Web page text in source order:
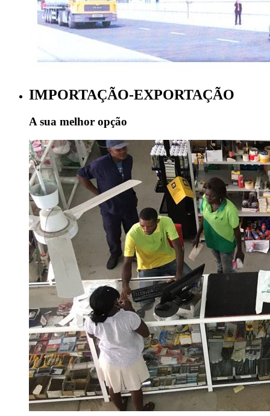
IMPORTAÇÃO-EXPORTAÇÃO
A sua melhor opção